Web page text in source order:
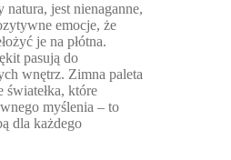
natura, jest nienaganne,
emocje, że
je na płótna.
pasują do
wnętrz. Zimna paleta
światełka, które
myślenia – to
dla każdego